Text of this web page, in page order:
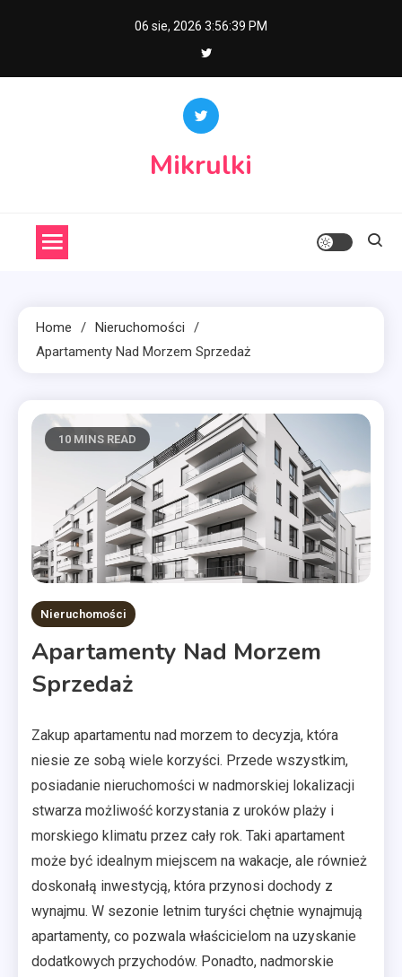
06 sie, 2026 3:56:39 PM
Mikrulki
Home
Nieruchomości
Apartamenty Nad Morzem Sprzedaż
10 MINS READ
Nieruchomości
Apartamenty Nad Morzem
Sprzedaż
Zakup apartamentu nad morzem to decyzja, która
niesie ze sobą wiele korzyści. Przede wszystkim,
posiadanie nieruchomości w nadmorskiej lokalizacji
stwarza możliwość korzystania z uroków plaży i
morskiego klimatu przez cały rok. Taki apartament
może być idealnym miejscem na wakacje, ale również
doskonałą inwestycją, która przynosi dochody z
wynajmu. W sezonie letnim turyści chętnie wynajmują
apartamenty, co pozwala właścicielom na uzyskanie
dodatkowych przychodów. Ponadto, nadmorskie